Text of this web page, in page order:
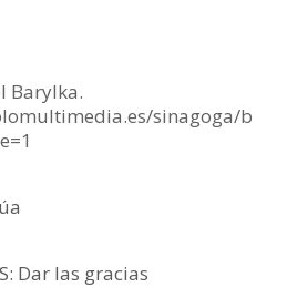
Barylka.
sinagoga/b
Dar las gracias